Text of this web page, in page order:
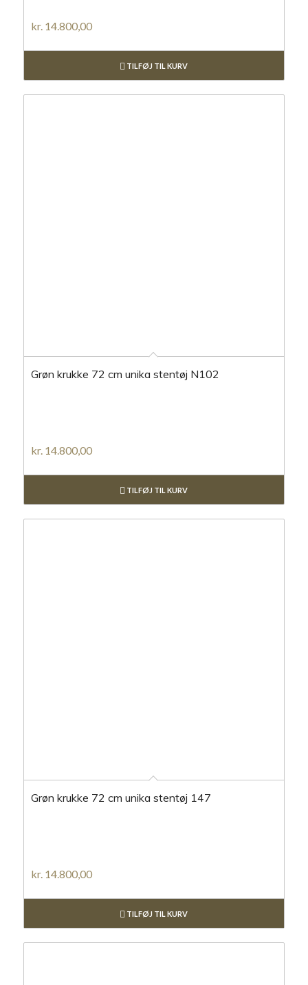
kr. 14.800,00
TILFØJ TIL KURV
Grøn krukke 72 cm unika stentøj N102
kr. 14.800,00
TILFØJ TIL KURV
Grøn krukke 72 cm unika stentøj 147
kr.14.800,00
TILFØJ TIL KURV